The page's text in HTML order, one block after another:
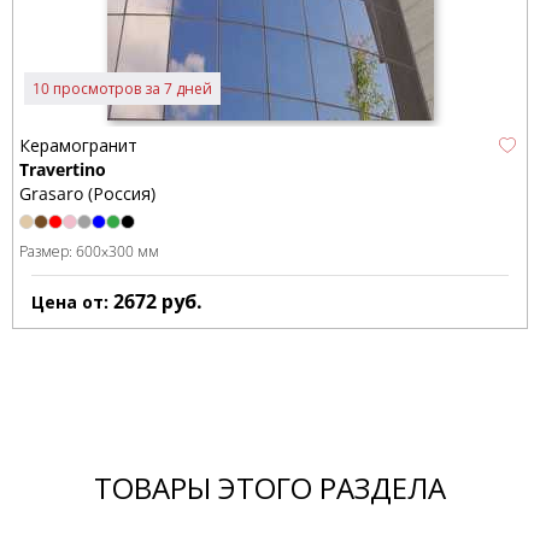
10 просмотров за 7 дней
Керамогранит
Travertino
Grasaro (Россия)
Размер: 600x300 мм
Цена от: 2672 руб.
ТОВАРЫ ЭТОГО РАЗДЕЛА